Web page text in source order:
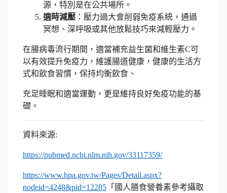
源，特別是在公共場所。
適時減壓 ：壓力過大會削弱免疫系統，通過
冥想、深呼吸或其他放鬆技巧來減輕壓力。
在腸病毒流行期間，適當補充益生菌和維生素C可
以有效提升免疫力，維護腸道健康，健康的生活方
式和飲食習慣，保持均衡飲食、
充足睡眠和適當運動，更是維持良好免疫功能的基
礎。
資料來源:
https://pubmed.ncbi.nlm.nih.gov/33117359/
https://www.hpa.gov.tw/Pages/Detail.aspx?
nodeid=4248&pid=12285 「國人膳食營養素參考攝取